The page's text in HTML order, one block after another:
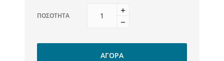
ΠΟΣΌΤΗΤΑ
ΑΓΟΡΆ